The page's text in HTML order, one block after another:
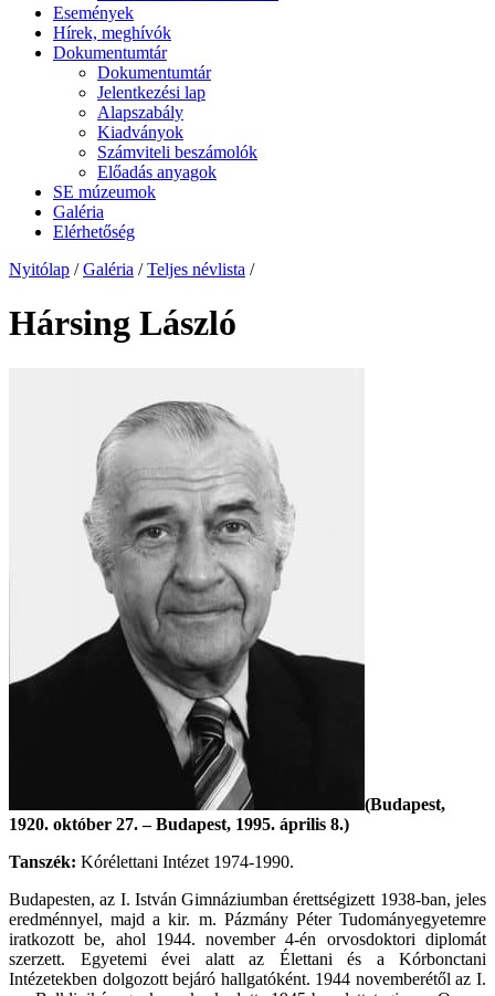
Események
Hírek, meghívók
Dokumentumtár
Dokumentumtár
Jelentkezési lap
Alapszabály
Kiadványok
Számviteli beszámolók
Előadás anyagok
SE múzeumok
Galéria
Elérhetőség
Nyitólap / Galéria / Teljes névlista /
Hársing László
(Budapest,
1920. október 27. – Budapest, 1995. április 8.)
Tanszék: Kórélettani Intézet 1974-1990.
Budapesten, az I. István Gimnáziumban érettségizett 1938-ban, jeles
eredménnyel, majd a kir. m. Pázmány Péter Tudományegyetemre
iratkozott be, ahol 1944. november 4-én orvosdoktori diplomát
szerzett. Egyetemi évei alatt az Élettani és a Kórbonctani
Intézetekben dolgozott bejáró hallgatóként. 1944 novemberétől az I.